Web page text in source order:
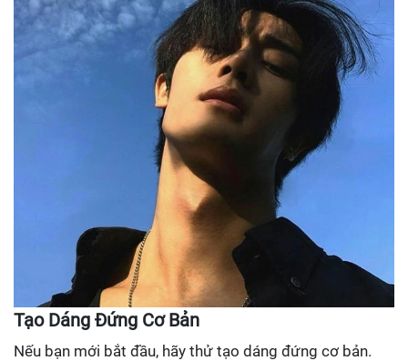
Tạo Dáng Đứng Cơ Bản
Nếu bạn mới bắt đầu, hãy thử tạo dáng đứng cơ bản.